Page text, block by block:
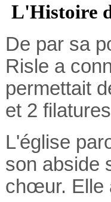
L'Histoire
De par sa
Risle a
permettait
et 2
L'église
son abside
chœur. Elle